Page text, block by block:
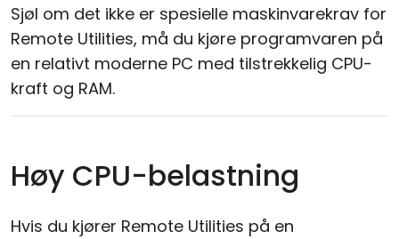
Sjøl om det ikke er spesielle maskinvarekrav for
Remote Utilities, må du kjøre programvaren på
en relativt moderne PC med tilstrekkelig CPU-
kraft og RAM.
Høy CPU-belastning
Hvis du kjører Remote Utilities på en